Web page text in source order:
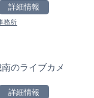
詳細情報
務所
のライブカメ
詳細情報
Leaflet|©GoogleMap